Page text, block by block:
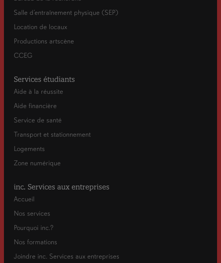
Salle d’entraînement physique (SEP)
Location de locaux
Productions artscène
CCEG
Services étudiants
Aide à la réussite
Aide financière
Service de santé
Transport et stationnement
Logements
Zone numérique
inc. Services aux entreprises
Accueil
Nos services
Pourquoi inc.?
Nos formations
Joindre inc. Services aux entreprises